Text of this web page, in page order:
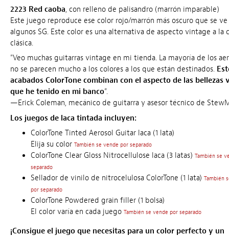
2223 Red caoba, con relleno de palisandro (marrón imparable)
Este juego reproduce ese color rojo/marrón más oscuro que se
algunos SG. Este color es una alternativa de aspecto vintage a la
clásica.
"Veo muchas guitarras vintage en mi tienda. La mayoría de los
no se parecen mucho a los colores a los que están destinados.
acabados ColorTone combinan con el aspecto de las bellezas
que he tenido en mi banco”.
—Erick Coleman, mecánico de guitarra y asesor técnico de
Los juegos de laca tintada incluyen:
ColorTone Tinted Aerosol Guitar laca (1 lata)
Elija su color También se vende por separado
ColorTone Clear Gloss Nitrocellulose laca (3 latas) También se
separado
Sellador de vinilo de nitrocelulosa ColorTone (1 lata) También
por separado
ColorTone Powdered grain filler (1 bolsa)
El color varía en cada juego También se vende por separado
¡Consigue el juego que necesitas para un color perfecto y un